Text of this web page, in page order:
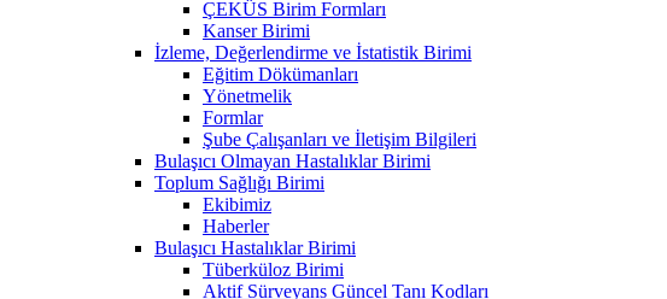
ÇEKÜS Birim Formları
Kanser Birimi
İzleme, Değerlendirme ve İstatistik Birimi
Eğitim Dökümanları
Yönetmelik
Formlar
Şube Çalışanları ve İletişim Bilgileri
Bulaşıcı Olmayan Hastalıklar Birimi
Toplum Sağlığı Birimi
Ekibimiz
Haberler
Bulaşıcı Hastalıklar Birimi
Tüberküloz Birimi
Aktif Sürveyans Güncel Tanı Kodları